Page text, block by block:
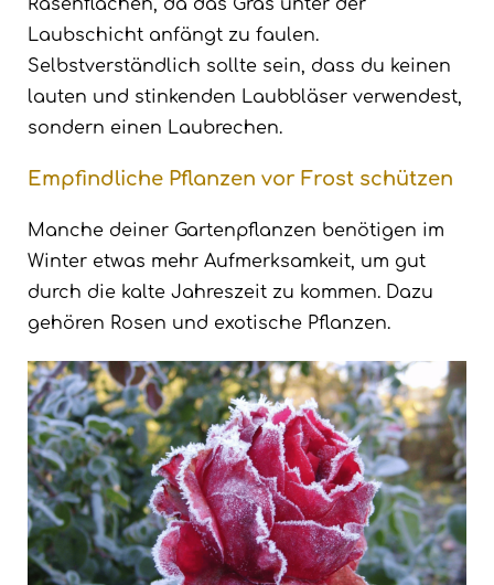
Rasenflächen, da das Gras unter der
Laubschicht anfängt zu faulen.
Selbstverständlich sollte sein, dass du keinen
lauten und stinkenden Laubbläser verwendest,
sondern einen Laubrechen.
Empfindliche Pflanzen vor Frost schützen
Manche deiner Gartenpflanzen benötigen im
Winter etwas mehr Aufmerksamkeit, um gut
durch die kalte Jahreszeit zu kommen. Dazu
gehören Rosen und exotische Pflanzen.